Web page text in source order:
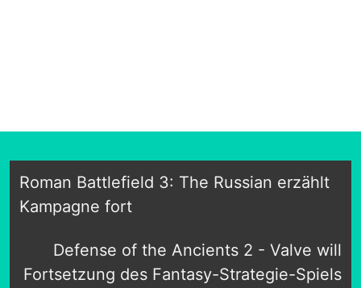
Roman Battlefield 3: The Russian erzählt
Kampagne fort
Defense of the Ancients 2 - Valve will
Fortsetzung des Fantasy-Strategie-Spiels